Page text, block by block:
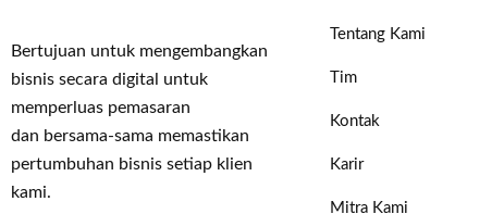
Bertujuan untuk mengembangkan
bisnis secara digital untuk
memperluas pemasaran
dan bersama-sama memastikan
pertumbuhan bisnis setiap klien
kami.
Tentang Kami
Tim
Kontak
Karir
Mitra Kami